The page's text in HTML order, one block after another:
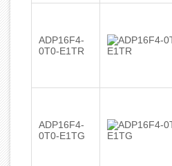
ADP16F4-
0T0-E1TR
ADP16F4-
0T0-E1TG